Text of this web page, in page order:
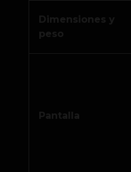
Dimensiones y
peso
Pantalla